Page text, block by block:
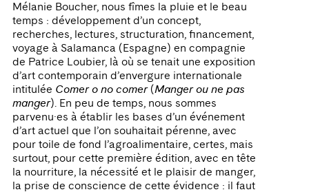
Mélanie Boucher, nous fîmes la pluie et le beau
temps : développement d’un concept,
recherches, lectures, structuration, financement,
voyage à Salamanca (Espagne) en compagnie
de Patrice Loubier, là où se tenait une exposition
d’art contemporain d’envergure internationale
intitulée Comer o no comer(Manger ou ne pas
manger). En peu de temps, nous sommes
parvenu·es à établir les bases d’un événement
d’art actuel que l’on souhaitait pérenne, avec
pour toile de fond l’agroalimentaire, certes, mais
surtout, pour cette première édition, avec en tête
la nourriture, la nécessité et le plaisir de manger,
la prise de conscience de cette évidence : il faut